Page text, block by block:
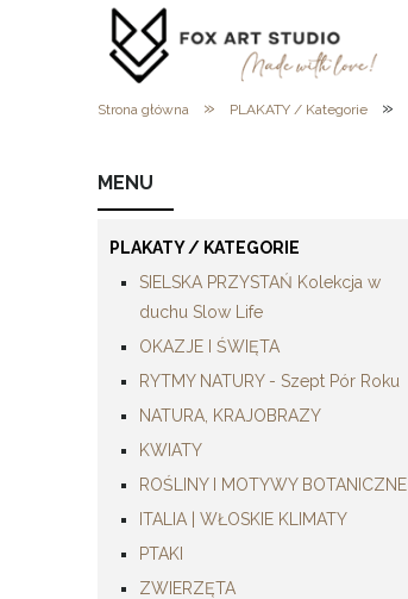
Strona główna » PLAKATY / Kategorie »
MENU
PLAKATY / KATEGORIE
SIELSKA PRZYSTAŃ Kolekcja w
duchu Slow Life
OKAZJE I ŚWIĘTA
RYTMY NATURY - Szept Pór Roku
NATURA, KRAJOBRAZY
KWIATY
ROŚLINY I MOTYWY BOTANICZNE
ITALIA | WŁOSKIE KLIMATY
PTAKI
ZWIERZĘTA